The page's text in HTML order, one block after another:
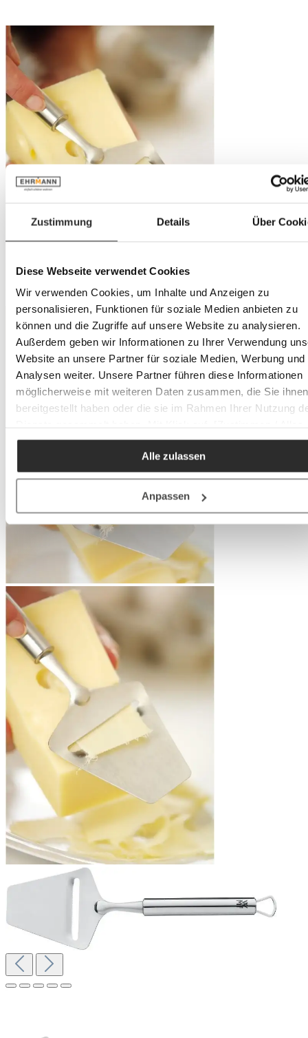
Zustimmung Details Über
Diese Webseite verwendet Cookies
Wir verwenden Cookies, um Inhalte und Anzeigen zu
personalisieren, Funktionen für soziale Medien anbieten zu
können und die Zugriffe auf unsere Website zu analysieren.
Außerdem geben wir Informationen zu Ihrer Verwendung
Website an unsere Partner für soziale Medien, Werbung und
Analysen weiter. Unsere Partner führen diese Informationen
möglicherweise mit weiteren Daten zusammen, die Sie ihnen
bereitgestellt haben oder die sie im Rahmen Ihrer Nutzung
akzeptieren / etc.]“ erteilen Sie Ihre Einwilligung auch in die
Weitergabe über Ihr Verhalten in unserem Shop an unseren
Partner, die shopware AG (Ebbinghoff 10, 48624
Deutschland), die diese Daten Ihnen nicht persönlich
Produktverbesserungen, Marktverhaltensanalysen)
Alle zulassen
Anpassen